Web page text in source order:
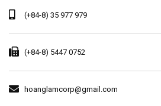
(+84-8) 35 977 979
(+84-8) 5447 0752
hoanglamcorp@gmail.com